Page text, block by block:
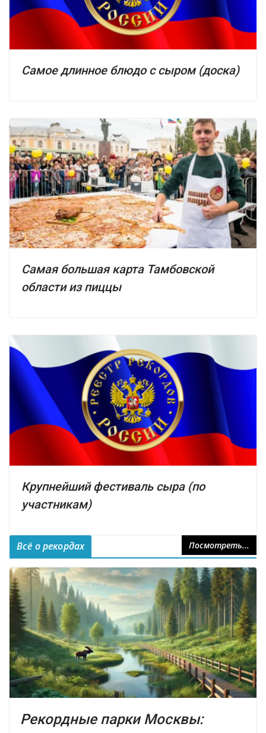
Самое длинное блюдо с сыром (доска)
Самая большая карта Тамбовской
области из пиццы
Крупнейший фестиваль сыра (по
участникам)
Всё о рекордах Посмотреть...
Рекордные парки Москвы: